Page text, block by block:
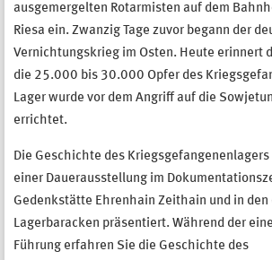
ausgemergelten Rotarmisten auf dem
Riesa ein. Zwanzig Tage zuvor begann der
Vernichtungskrieg im Osten. Heute erinnert
die 25.000 bis 30.000 Opfer des
Lager wurde vor dem Angriff auf die
errichtet.
Die Geschichte des
einer Dauerausstellung im
Gedenkstätte Ehrenhain Zeithain und in
Lagerbaracken präsentiert. Während der
Führung erfahren Sie die Geschichte des